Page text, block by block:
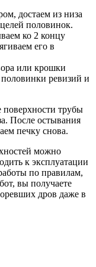
достаем из низа
половинок.
ко 2 концу
его в
или крошки
ревизий и
поверхности трубы
После остывания
печку снова.
можно
к эксплуатации
по правилам,
вы получаете
дров даже в